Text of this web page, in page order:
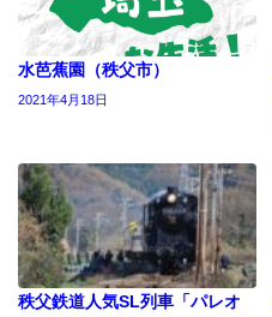
水芭蕉園（秩父市）
2021年4月18日
秩父鉄道人気SL列車「パレオ